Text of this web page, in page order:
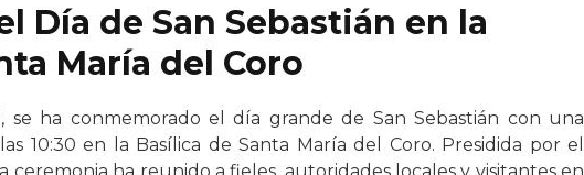
Día de San Sebastián en la
María del Coro
se ha conmemorado el día grande de San Sebastián con una
10:30 en la Basílica de Santa María del Coro. Presidida por el
ceremonia ha reunido a fieles, autoridades locales y visitantes en